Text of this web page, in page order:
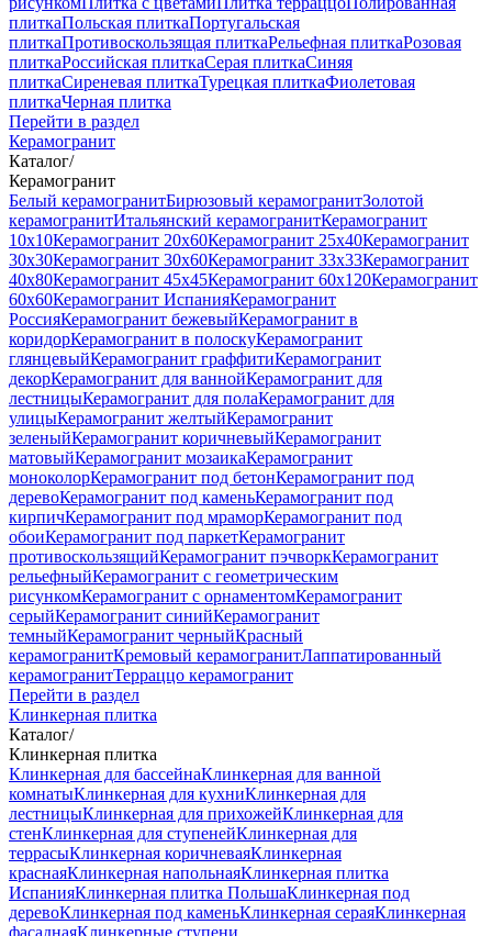
плиткаПольская плиткаПортугальская
плиткаПротивоскользящая плиткаРельефная плиткаРозовая
плиткаРоссийская плиткаСерая плиткаСиняя
плиткаСиреневая плиткаТурецкая плиткаФиолетовая
плиткаЧерная плитка
Перейти в раздел
Керамогранит
Каталог/
Керамогранит
Белый керамогранитБирюзовый керамогранитЗолотой
керамогранитИтальянский керамогранитКерамогранит
10x10Керамогранит 20x60Керамогранит 25x40Керамогранит
30x30Керамогранит 30x60Керамогранит 33x33Керамогранит
40x80Керамогранит 45x45Керамогранит 60x120Керамогранит
60x60Керамогранит ИспанияКерамогранит
РоссияКерамогранит бежевыйКерамогранит в
коридорКерамогранит в полоскуКерамогранит
глянцевыйКерамогранит граффитиКерамогранит
декорКерамогранит для ваннойКерамогранит для
лестницыКерамогранит для полаКерамогранит для
улицыКерамогранит желтыйКерамогранит
зеленыйКерамогранит коричневыйКерамогранит
матовыйКерамогранит мозаикаКерамогранит
моноколорКерамогранит под бетонКерамогранит под
деревоКерамогранит под каменьКерамогранит под
кирпичКерамогранит под мраморКерамогранит под
обоиКерамогранит под паркетКерамогранит
противоскользящийКерамогранит пэчворкКерамогранит
рельефныйКерамогранит с геометрическим
рисункомКерамогранит с орнаментомКерамогранит
серыйКерамогранит синийКерамогранит
темныйКерамогранит черныйКрасный
керамогранитКремовый керамогранитЛаппатированный
керамогранитТерраццо керамогранит
Перейти в раздел
Клинкерная плитка
Каталог/
Клинкерная плитка
Клинкерная для бассейнаКлинкерная для ванной
комнатыКлинкерная для кухниКлинкерная для
лестницыКлинкерная для прихожейКлинкерная для
стенКлинкерная для ступенейКлинкерная для
террасыКлинкерная коричневаяКлинкерная
краснаяКлинкерная напольнаяКлинкерная плитка
ИспанияКлинкерная плитка ПольшаКлинкерная под
деревоКлинкерная под каменьКлинкерная сераяКлинкерная
фасаднаяКлинкерные ступени